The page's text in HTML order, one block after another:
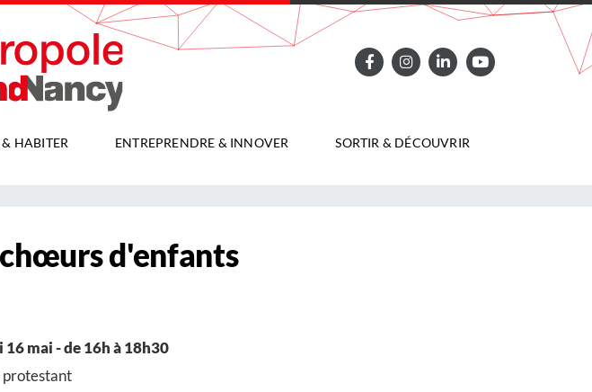
HABITER ENTREPRENDRE & INNOVER SORTIR & DÉCOUVRIR
chœurs d'enfants
16 mai - de 16h à 18h30
protestant